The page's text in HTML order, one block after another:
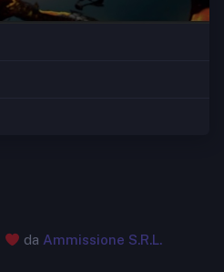
da Ammissione S.R.L.